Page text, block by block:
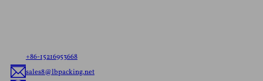
+86-15216953668
sales8@lbpacking.net